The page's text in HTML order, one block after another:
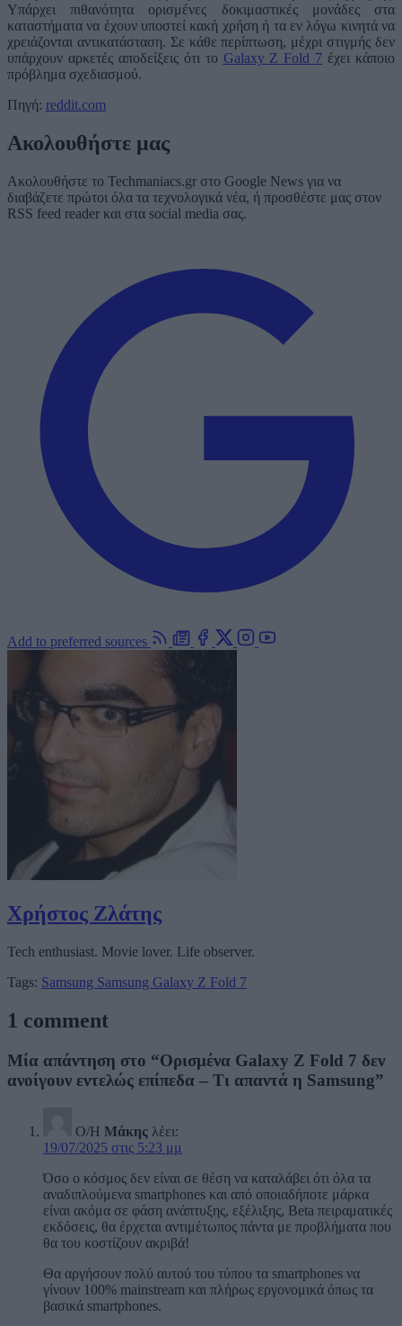
Υπάρχει πιθανότητα ορισμένες δοκιμαστικές μονάδες στα
καταστήματα να έχουν υποστεί κακή χρήση ή τα εν λόγω κινητά να
χρειάζονται αντικατάσταση. Σε κάθε περίπτωση, μέχρι στιγμής δεν
υπάρχουν αρκετές αποδείξεις ότι το Galaxy Z Fold 7 έχει κάποιο
πρόβλημα σχεδιασμού.
Πηγή: reddit.com
Ακολουθήστε μας
Ακολουθήστε το Techmaniacs.gr στο Google News για να
διαβάζετε πρώτοι όλα τα τεχνολογικά νέα, ή προσθέστε μας στον
RSS feed reader και στα social media σας.
Add to preferred sources
Χρήστος Ζλάτης
Tech enthusiast. Movie lover. Life observer.
Tags: Samsung Samsung Galaxy Z Fold 7
1 comment
Μία απάντηση στο “Ορισμένα Galaxy Z Fold 7 δεν
ανοίγουν εντελώς επίπεδα – Τι απαντά η Samsung”
Ο/Η Μάκης λέει:
19/07/2025 στις 5:23 μμ
Όσο ο κόσμος δεν είναι σε θέση να καταλάβει ότι όλα τα
αναδιπλούμενα smartphones και από οποιαδήποτε μάρκα
είναι ακόμα σε φάση ανάπτυξης, εξέλιξης, Beta πειραματικές
εκδόσεις, θα έρχεται αντιμέτωπος πάντα με προβλήματα που
θα του κοστίζουν ακριβά!
Θα αργήσουν πολύ αυτού του τύπου τα smartphones να
γίνουν 100% mainstream και πλήρως εργονομικά όπως τα
βασικά smartphones.